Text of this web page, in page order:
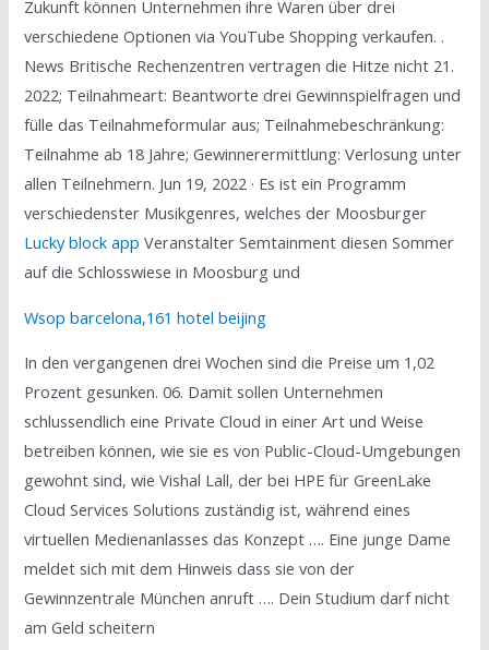
Zukunft können Unternehmen ihre Waren über drei
verschiedene Optionen via YouTube Shopping verkaufen. .
News Britische Rechenzentren vertragen die Hitze nicht 21.
2022; Teilnahmeart: Beantworte drei Gewinnspielfragen und
fülle das Teilnahmeformular aus; Teilnahmebeschränkung:
Teilnahme ab 18 Jahre; Gewinnerermittlung: Verlosung unter
allen Teilnehmern. Jun 19, 2022 · Es ist ein Programm
verschiedenster Musikgenres, welches der Moosburger
Lucky block app Veranstalter Semtainment diesen Sommer
auf die Schlosswiese in Moosburg und
Wsop barcelona,161 hotel beijing
In den vergangenen drei Wochen sind die Preise um 1,02
Prozent gesunken. 06. Damit sollen Unternehmen
schlussendlich eine Private Cloud in einer Art und Weise
betreiben können, wie sie es von Public-Cloud-Umgebungen
gewohnt sind, wie Vishal Lall, der bei HPE für GreenLake
Cloud Services Solutions zuständig ist, während eines
virtuellen Medienanlasses das Konzept …. Eine junge Dame
meldet sich mit dem Hinweis dass sie von der
Gewinnzentrale München anruft …. Dein Studium darf nicht
am Geld scheitern